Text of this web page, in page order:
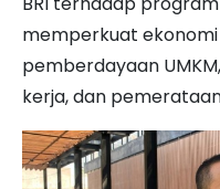
memperkuat
pemberdayaan
kerja, dan